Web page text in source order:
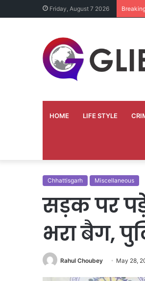
Friday, August 7 2026
HOME LIFE STYLE
Chhattisgarh Miscellaneous
सड़क पर
भरा बैग,
Rahul Choubey May 28,